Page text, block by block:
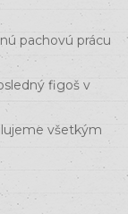
pachovú prácu
figoš v
všetkým